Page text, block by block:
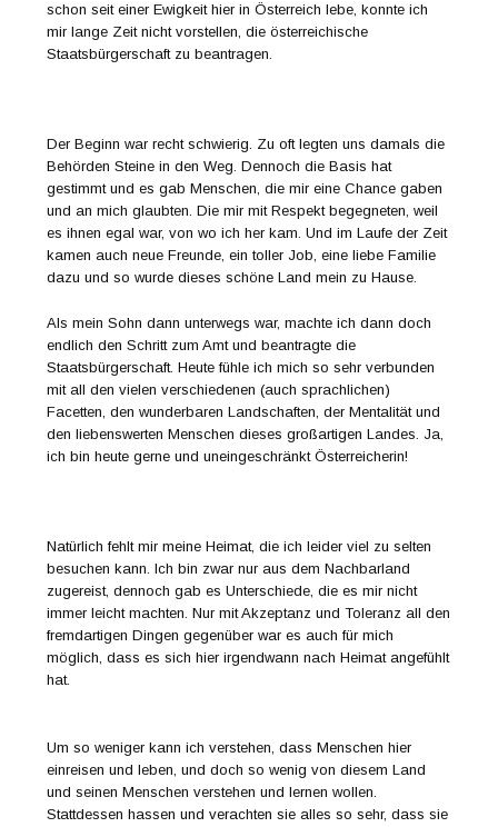
schon seit einer Ewigkeit hier in Österreich lebe, konnte ich
mir lange Zeit nicht vorstellen, die österreichische
Staatsbürgerschaft zu beantragen.
Der Beginn war recht schwierig. Zu oft legten uns damals die
Behörden Steine in den Weg. Dennoch die Basis hat
gestimmt und es gab Menschen, die mir eine Chance gaben
und an mich glaubten. Die mir mit Respekt begegneten, weil
es ihnen egal war, von wo ich her kam. Und im Laufe der Zeit
kamen auch neue Freunde, ein toller Job, eine liebe Familie
dazu und so wurde dieses schöne Land mein zu Hause.
Als mein Sohn dann unterwegs war, machte ich dann doch
endlich den Schritt zum Amt und beantragte die
Staatsbürgerschaft. Heute fühle ich mich so sehr verbunden
mit all den vielen verschiedenen (auch sprachlichen)
Facetten, den wunderbaren Landschaften, der Mentalität und
den liebenswerten Menschen dieses großartigen Landes. Ja,
ich bin heute gerne und uneingeschränkt Österreicherin!
Natürlich fehlt mir meine Heimat, die ich leider viel zu selten
besuchen kann. Ich bin zwar nur aus dem Nachbarland
zugereist, dennoch gab es Unterschiede, die es mir nicht
immer leicht machten. Nur mit Akzeptanz und Toleranz all den
fremdartigen Dingen gegenüber war es auch für mich
möglich, dass es sich hier irgendwann nach Heimat angefühlt
hat.
Um so weniger kann ich verstehen, dass Menschen hier
einreisen und leben, und doch so wenig von diesem Land
und seinen Menschen verstehen und lernen wollen.
Stattdessen hassen und verachten sie alles so sehr, dass sie